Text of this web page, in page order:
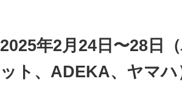
2025年2月24日〜28日
ット、ADEKA、ヤマハ